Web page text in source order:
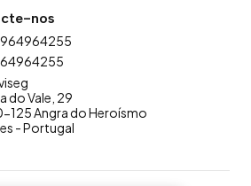
nos
do Vale, 29
125 Angra do Heroísmo
- Portugal